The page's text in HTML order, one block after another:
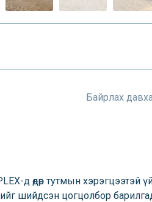
Байрлах
д өдөр тутмын хэрэгцээтэй
шийдсэн цогцолбор